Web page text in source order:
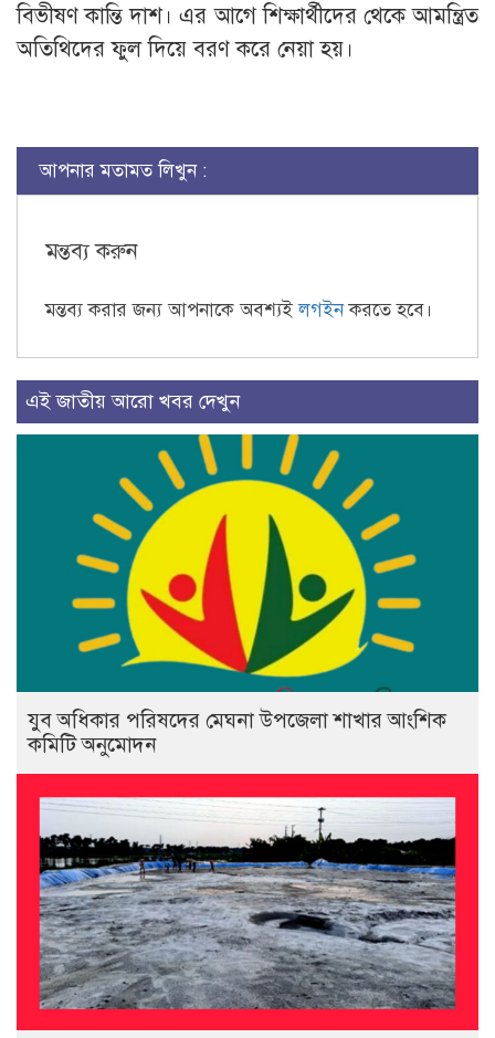
বিভীষণ কান্তি দাশ। এর আগে শিক্ষার্থীদের থেকে আমন্ত্রিত
অতিথিদের ফুল দিয়ে বরণ করে নেয়া হয়।
আপনার মতামত লিখুন :
মন্তব্য করুন
মন্তব্য করার জন্য আপনাকে অবশ্যইলগইনকরতে হবে।
এই জাতীয় আরো খবর দেখুন
যুব অধিকার পরিষদের মেঘনা উপজেলা শাখার আংশিক
কমিটি অনুমোদন